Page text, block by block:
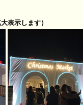
表示します）